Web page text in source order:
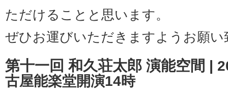
ただけることと思います。
ぜひお運びいただきますようお願い
第十一回 和久荘太郎 演能空間 |
古屋能楽堂開演14時